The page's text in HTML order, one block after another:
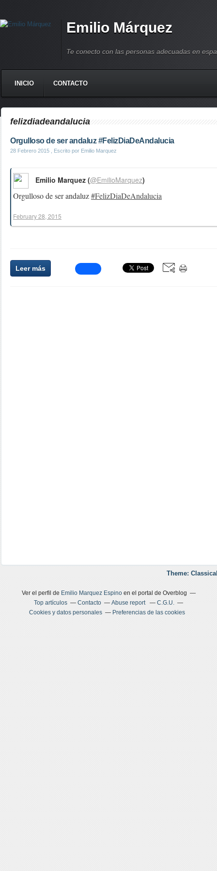
Emilio Márquez
Te conecto con las personas adecuadas en
INICIO CONTACTO
felizdiadeandalucia
Orgulloso de ser andaluz #FelizDiaDeAndalucia
28 Febrero 2015 , Escrito por Emilio Marquez
Orgulloso de ser andaluz#FelizDiaDeAndalucia
Emilio Marquez (@EmilioMarquez)
February 28, 2015
Leer más
Theme:
Ver el perfil de Emilio Marquez Espinoen el portal de Overblog
Top artículos
Contacto Abuse report
C.G.U.
Cookies y datos personales
Preferencias de las cookies